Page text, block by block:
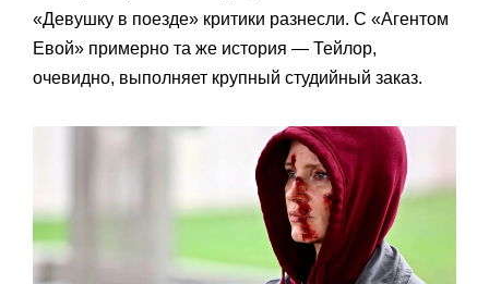
«Девушку в поезде» критики разнесли. С «Агентом
Евой» примерно та же история — Тейлор,
очевидно, выполняет крупный студийный заказ.